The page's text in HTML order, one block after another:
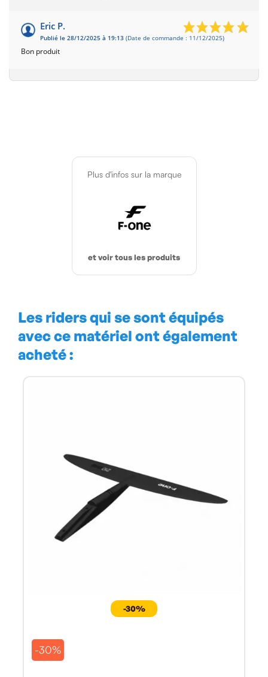
Eric P.
Publié le 28/12/2025 à 19:13 (Date de commande : 11/12/2025)
Bon produit
Plus d'infos sur la marque
et voir tous les produits
Les riders qui se sont équipés
avec ce matériel ont également
acheté :
-30%
-30%